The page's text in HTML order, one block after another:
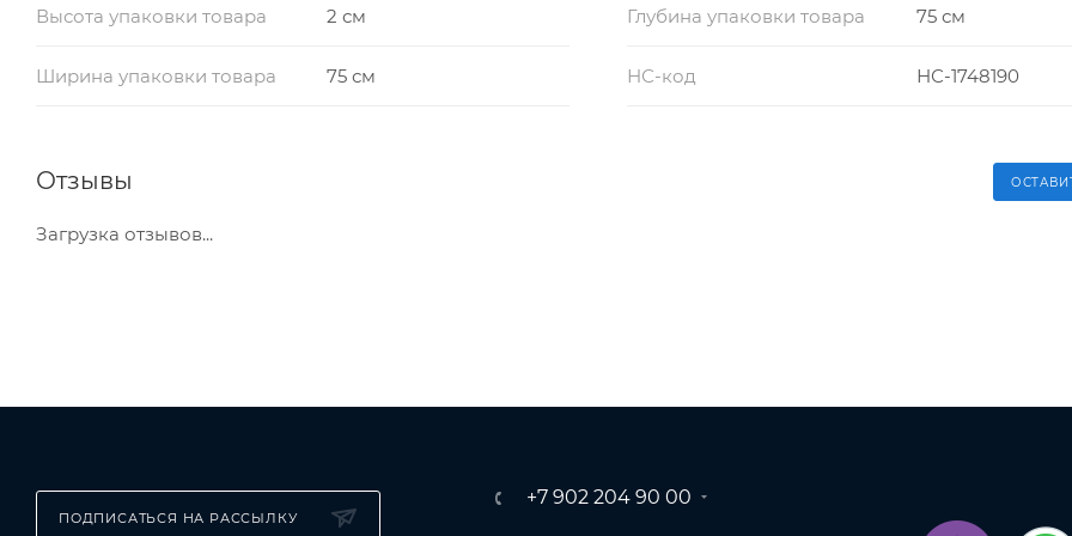
Высота упаковки товара 2 см Глубина упаковки товара 75 см
Ширина упаковки товара 75 см НС-код НС-1748190
Отзывы
Загрузка отзывов...
ПОДПИСАТЬСЯ НА РАССЫЛКУ
+7 902 204 90 00